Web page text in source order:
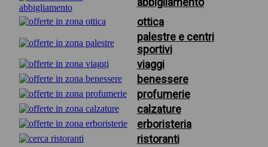
ottica
palestre e centri
sportivi
viaggi
benessere
profumerie
calzature
erboristeria
ristoranti